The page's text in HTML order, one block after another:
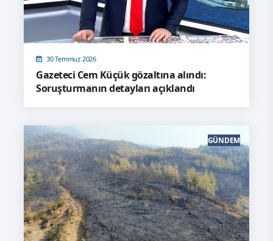
30 Temmuz 2026
Gazeteci Cem Küçük gözaltına alındı:
Soruşturmanın detayları açıklandı
GÜNDEM